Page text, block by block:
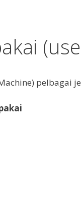
pelbagai